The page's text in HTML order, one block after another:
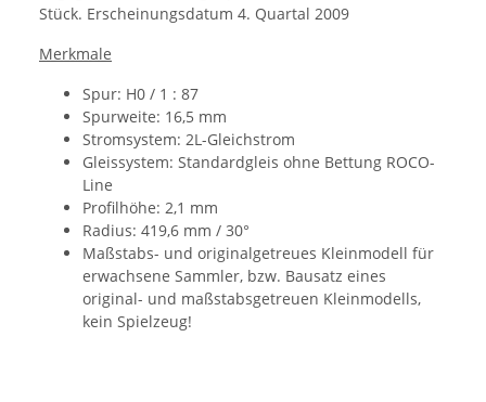
Stück. Erscheinungsdatum 4. Quartal 2009
Merkmale
Spur: H0 / 1 : 87
Spurweite: 16,5 mm
Stromsystem: 2L-Gleichstrom
Gleissystem: Standardgleis ohne Bettung ROCO-
Line
Profilhöhe: 2,1 mm
Radius: 419,6 mm / 30°
Maßstabs- und originalgetreues Kleinmodell für
erwachsene Sammler, bzw. Bausatz eines
original- und maßstabsgetreuen Kleinmodells,
kein Spielzeug!